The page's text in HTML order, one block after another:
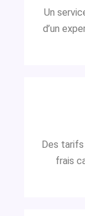
Un
d’un
Des
frais